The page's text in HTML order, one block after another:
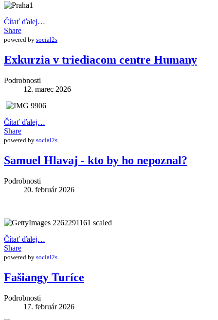
Čítať ďalej…
Share
powered by social2s
Exkurzia v triediacom centre Humany
Podrobnosti
12. marec 2026
Čítať ďalej…
Share
powered by social2s
Samuel Hlavaj - kto by ho nepoznal?
Podrobnosti
20. február 2026
Čítať ďalej…
Share
powered by social2s
Fašiangy Turíce
Podrobnosti
17. február 2026